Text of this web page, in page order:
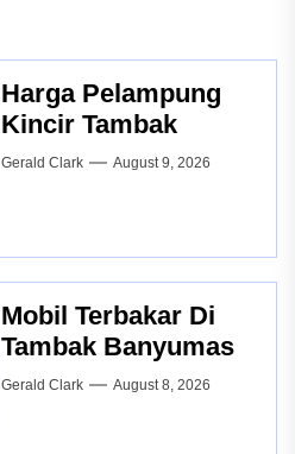
Harga Pelampung
Kincir Tambak
Gerald Clark August 9, 2026
Mobil Terbakar Di
Tambak Banyumas
Gerald Clark August 8, 2026